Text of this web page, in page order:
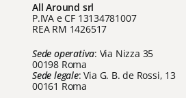
All Around srl
P.IVA e CF 13134781007
REA RM 1426517
Sede operativa: Via Nizza 35
00198 Roma
Sede legale: Via G. B. de Rossi, 13
00161 Roma